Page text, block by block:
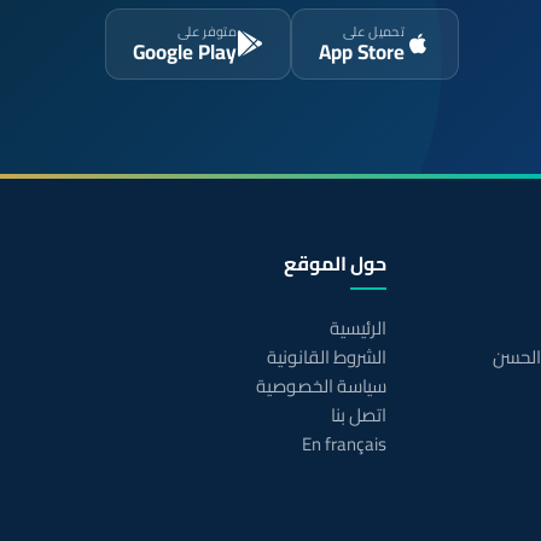
تحميل على
App Store
متوفر على
Google Play
حول الموقع
الرئيسية
الشروط القانونية
سياسة الخصوصية
اتصل بنا
En français